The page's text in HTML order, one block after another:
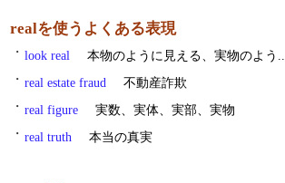
realを使うよくある表現
・ look real
本物のように見える、実物のよう..
・ real estate fraud
不動産詐欺
・ real figure
実数、実体、実部、実物
・ real truth 本当の真実